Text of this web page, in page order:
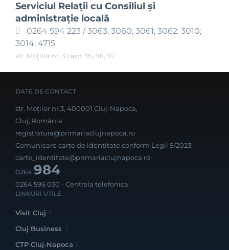
Serviciul Relaţii cu Consiliul şi
administraţie locală
0264 594 223 / 3063; 3060; 3061; 3062; 3010;
3014; 4715
str. Moților nr. 3 cam. 95, 96, 97
DATE DE CONTACT
str. Moților nr.3, 400001 Cluj-Napoca,
Cluj, România
registratura@primariaclujnapoca.ro
Comunicare carte de identitate conform Legii 9/2023:
carte_identitate@primariaclujnapoca.ro
0264984
0264 596 030 - Centrala telefonica
LINKURI UTILE
Visit Cluj
Cluj Business
CTP Cluj-Napoca